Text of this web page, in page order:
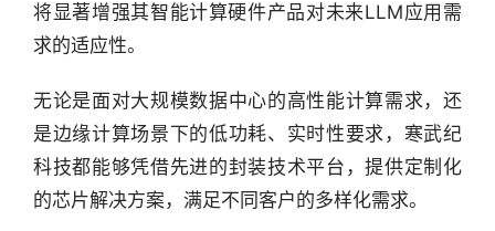
选
条
深
度
产
将显著增强其智能计算硬件产品对未来LLM应用需
求的适应性。
无论是面对大规模数据中心的高性能计算需求，还
是边缘计算场景下的低功耗、实时性要求，寒武纪
科技都能够凭借先进的封装技术平台，提供定制化
的芯片解决方案，满足不同客户的多样化需求。